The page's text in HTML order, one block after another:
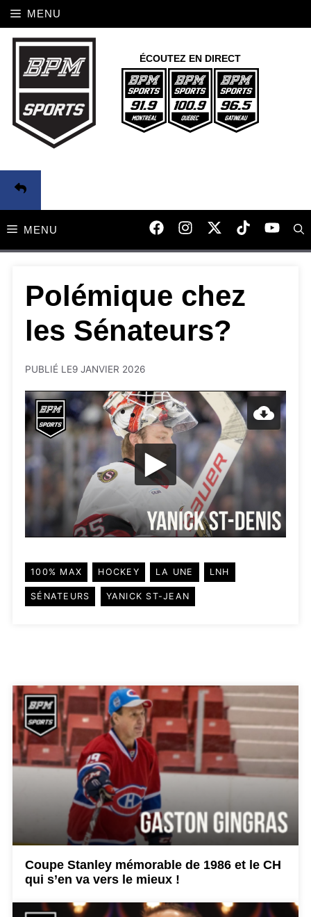
Aller
au
contenu
MENU
ÉCOUTEZ EN DIRECT
MENU
Polémique chez
les Sénateurs?
PUBLIÉ LE9 JANVIER 2026
100% MAX HOCKEY LA UNE LNH
SÉNATEURS YANICK ST-JEAN
Coupe Stanley mémorable de 1986 et le CH
qui s’en va vers le mieux !